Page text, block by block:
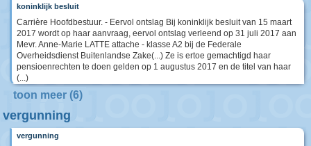
koninklijk besluit
Carrière Hoofdbestuur. - Eervol ontslag Bij koninklijk besluit van 15 maart
2017 wordt op haar aanvraag, eervol ontslag verleend op 31 juli 2017 aan
Mevr. Anne-Marie LATTE attache - klasse A2 bij de Federale
Overheidsdienst Buitenlandse Zake(...) Ze is ertoe gemachtigd haar
pensioenrechten te doen gelden op 1 augustus 2017 en de titel van haar
(...)
toon meer (6)
vergunning
vergunning